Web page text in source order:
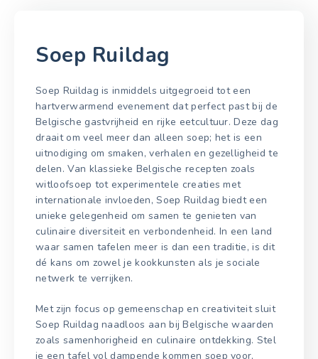
Soep Ruildag
Soep Ruildag is inmiddels uitgegroeid tot een
hartverwarmend evenement dat perfect past bij de
Belgische gastvrijheid en rijke eetcultuur. Deze dag
draait om veel meer dan alleen soep; het is een
uitnodiging om smaken, verhalen en gezelligheid te
delen. Van klassieke Belgische recepten zoals
witloofsoep tot experimentele creaties met
internationale invloeden, Soep Ruildag biedt een
unieke gelegenheid om samen te genieten van
culinaire diversiteit en verbondenheid. In een land
waar samen tafelen meer is dan een traditie, is dit
dé kans om zowel je kookkunsten als je sociale
netwerk te verrijken.
Met zijn focus op gemeenschap en creativiteit sluit
Soep Ruildag naadloos aan bij Belgische waarden
zoals samenhorigheid en culinaire ontdekking. Stel
je een tafel vol dampende kommen soep voor,